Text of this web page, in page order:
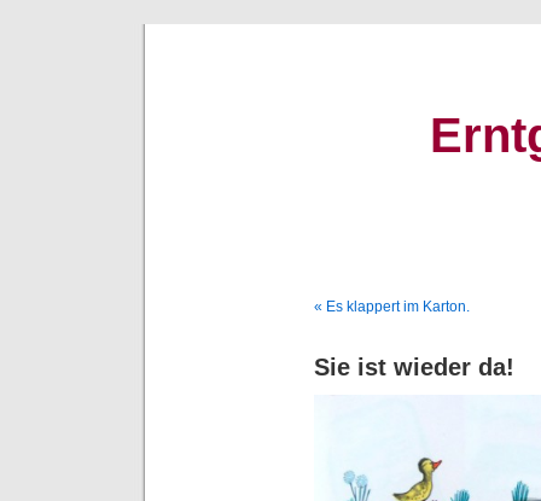
« Es klappert im Karton.
Sie ist wieder da!